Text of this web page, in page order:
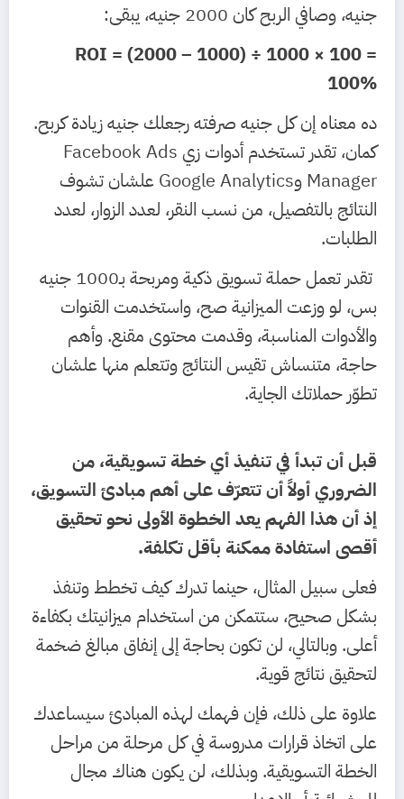
جنيه، وصافي الربح كان 2000 جنيه، يبقى:
ROI = (2000 – 1000) ÷ 1000 × 100 =
100%
ده معناه إن كل جنيه صرفته رجعلك جنيه زيادة كربح.
كمان، تقدر تستخدم أدوات زي Facebook Ads
Manager وGoogle Analytics علشان تشوف
النتائج بالتفصيل، من نسب النقر، لعدد الزوار، لعدد
الطلبات.
تقدر تعمل حملة تسويق ذكية ومربحة بـ1000 جنيه
بس، لو وزعت الميزانية صح، واستخدمت القنوات
والأدوات المناسبة، وقدمت محتوى مقنع. وأهم
حاجة، متنساش تقيس النتائج وتتعلم منها علشان
تطوّر حملاتك الجاية.
قبل أن تبدأ في تنفيذ أي خطة تسويقية، من
الضروري أولاً أن تتعرّف على أهم مبادئ التسويق،
إذ أن هذا الفهم يعد الخطوة الأولى نحو تحقيق
أقصى استفادة ممكنة بأقل تكلفة.
فعلى سبيل المثال، حينما تدرك كيف تخطط وتنفذ
بشكل صحيح، ستتمكن من استخدام ميزانيتك بكفاءة
أعلى. وبالتالي، لن تكون بحاجة إلى إنفاق مبالغ ضخمة
لتحقيق نتائج قوية.
علاوة على ذلك، فإن فهمك لهذه المبادئ سيساعدك
على اتخاذ قرارات مدروسة في كل مرحلة من مراحل
الخطة التسويقية. وبذلك، لن يكون هناك مجال